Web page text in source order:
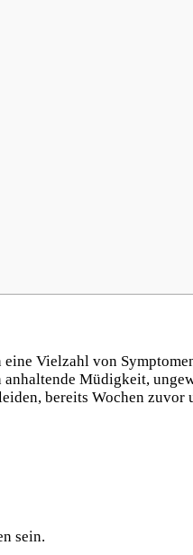
Vielzahl von
Müdigkeit,
bereits Wochen zuvor
sein.